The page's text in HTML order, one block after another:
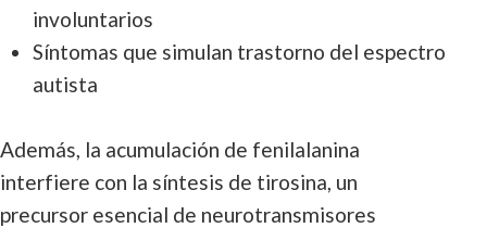
involuntarios
Síntomas que simulan trastorno del espectro
autista
Además, la acumulación de fenilalanina
interfiere con la síntesis de tirosina, un
precursor esencial de neurotransmisores